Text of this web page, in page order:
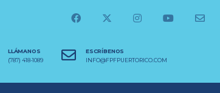
LLÁMANOS
(787) 418-1089
ESCRÍBENOS
INFO@FPFPUERTORICO.COM